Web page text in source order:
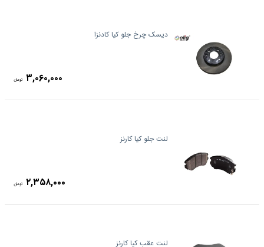
دیسک چرخ جلو کیا کادنزا
۳,۰۶۰,۰۰۰ تومان
لنت جلو کیا کارنز
۲,۳۵۸,۰۰۰ تومان
لنت عقب کیا کارنز